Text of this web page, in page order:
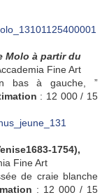
Molo à partir du
Fine Art
bas à gauche, ”
: 12 000 / 15
1754),
Fine Art
de craie blanche
: 12 000 / 15